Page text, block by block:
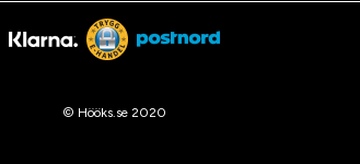
© Hööks.se 2020